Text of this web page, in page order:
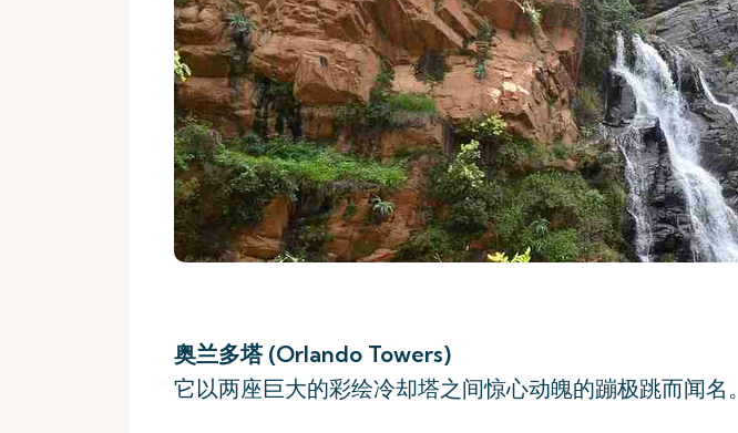
奥兰多塔 (Orlando Towers)
它以两座巨大的彩绘冷却塔之间惊心动魄的蹦极跳而闻名。